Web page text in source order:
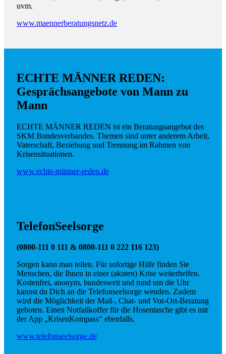
uvm.
www.maennerberatungsnetz.de
ECHTE MÄNNER REDEN:
Gesprächsangebote von Mann zu
Mann
ECHTE MÄNNER REDEN ist ein Beratungsangebot des
SKM Bundesverbandes. Themen sind unter anderem Arbeit,
Vaterschaft, Beziehung und Trennung im Rahmen von
Krisensituationen.
www.echte-männer-reden.de
TelefonSeelsorge
(0800-111 0 111 & 0800-111 0 222 116 123)
Sorgen kann man teilen. Für sofortige Hilfe finden Sie
Menschen, die Ihnen in einer (akuten) Krise weiterhelfen.
Kostenfrei, anonym, bundesweit und rund um die Uhr
kannst du Dich an die Telefonseelsorge wenden. Zudem
wird die Möglichkeit der Mail-, Chat- und Vor-Ort-Beratung
geboten. Einen Notfallkoffer für die Hosentasche gibt es mit
der App „KrisenKompass“ ebenfalls.
www.telefonseelsorge.de